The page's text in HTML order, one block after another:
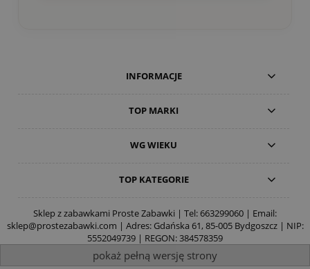
INFORMACJE
TOP MARKI
WG WIEKU
TOP KATEGORIE
Sklep z zabawkami Proste Zabawki | Tel:663299060 | Email:
sklep@prostezabawki.com | Adres: Gdańska 61, 85-005 Bydgoszcz | NIP:
5552049739 | REGON: 384578359
pokaż pełną wersję strony